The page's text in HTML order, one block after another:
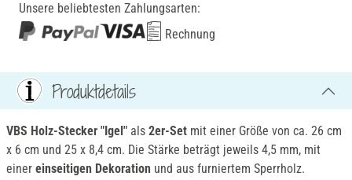
Unsere beliebtesten Zahlungsarten:
Rechnung
Produktdetails
VBS Holz-Stecker "Igel" als 2er-Set mit einer Größe von ca. 26 cm
x 6 cm und 25 x 8,4 cm. Die Stärke beträgt jeweils 4,5 mm, mit
einer einseitigen Dekoration und aus furniertem Sperrholz.